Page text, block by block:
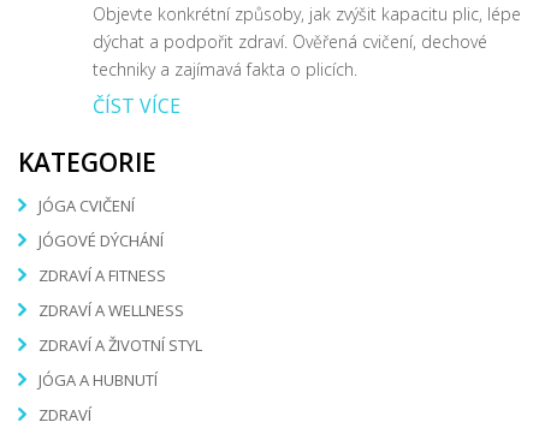
Objevte konkrétní způsoby, jak zvýšit kapacitu plic, lépe
dýchat a podpořit zdraví. Ověřená cvičení, dechové
techniky a zajímavá fakta o plicích.
ČÍST VÍCE
KATEGORIE
JÓGA CVIČENÍ
JÓGOVÉ DÝCHÁNÍ
ZDRAVÍ A FITNESS
ZDRAVÍ A WELLNESS
ZDRAVÍ A ŽIVOTNÍ STYL
JÓGA A HUBNUTÍ
ZDRAVÍ